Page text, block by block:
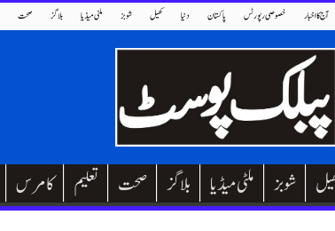
صحت بلاگز ملٹی میڈیا شوبز کھیل دنیا پاکستان خصوصی رپورٹس آج کا اخبار
کامرس تعلیم صحت بلاگز ملٹی میڈیا شوبز